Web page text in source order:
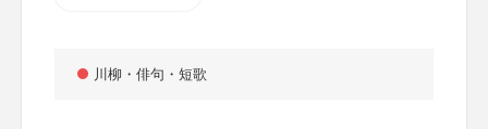
川柳・俳句・短歌